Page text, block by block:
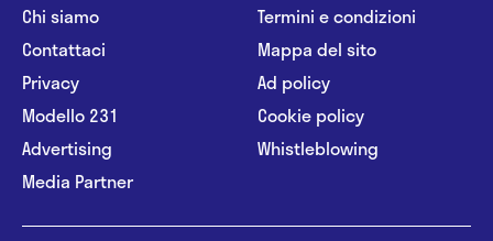
Chi siamo
Contattaci
Privacy
Modello 231
Advertising
Media Partner
Termini e condizioni
Mappa del sito
Ad policy
Cookie policy
Whistleblowing